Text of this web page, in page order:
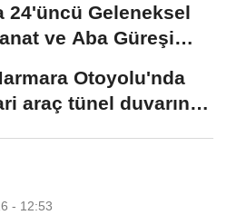
24'üncü Geleneksel
ve Aba Güreşi
Otoyolu'nda
araç tünel duvarına
- 12:53